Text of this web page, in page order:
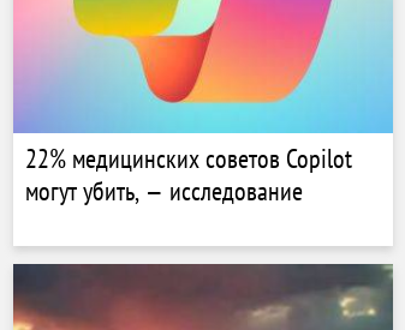
22% медицинских советов Copilot
могут убить, — исследование